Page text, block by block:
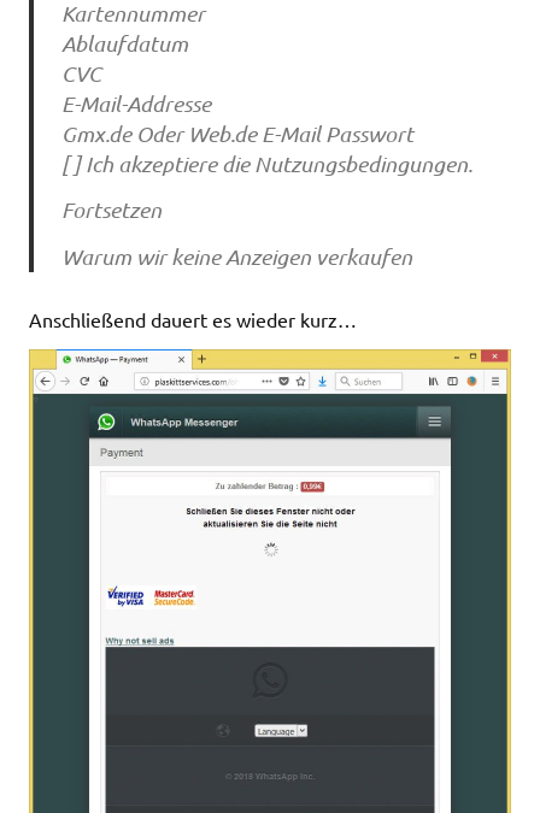
Kartennummer
Ablaufdatum
CVC
E-Mail-Addresse
Gmx.de Oder Web.de E-Mail Passwort
[ ] Ich akzeptiere die Nutzungsbedingungen.
Fortsetzen
Warum wir keine Anzeigen verkaufen
Anschließend dauert es wieder kurz…